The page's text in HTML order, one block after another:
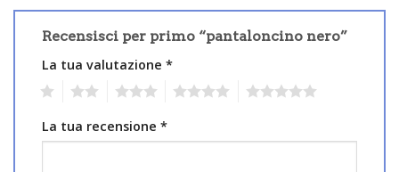
Recensisci per primo “pantaloncino nero”
La tua valutazione *
La tua recensione *